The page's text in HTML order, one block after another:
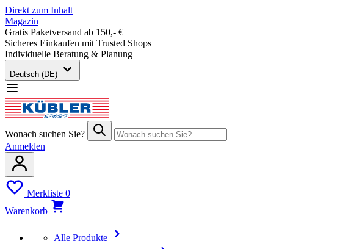
Direkt zum Inhalt
Magazin
Gratis Paketversand ab 150,- €
Sicheres Einkaufen mit Trusted Shops
Individuelle Beratung & Planung
Deutsch (DE)
Wonach suchen Sie?
Anmelden
Merkliste 0
Warenkorb
Alle Produkte